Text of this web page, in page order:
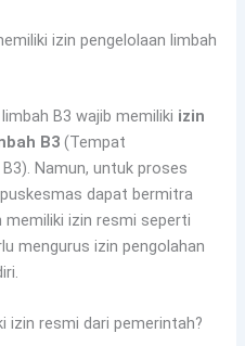
izin pengelolaan limbah
B3 wajib memiliki izin
B3 (Tempat
Namun, untuk proses
dapat bermitra
memiliki izin resmi seperti
mengurus izin pengolahan
izin resmi dari pemerintah?